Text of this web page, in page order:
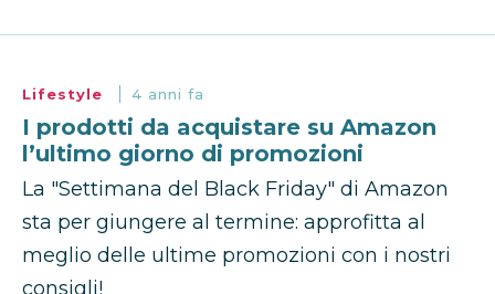
Lifestyle 4 anni fa
I prodotti da acquistare su Amazon
l’ultimo giorno di promozioni
La "Settimana del Black Friday" di Amazon
sta per giungere al termine: approfitta al
meglio delle ultime promozioni con i nostri
consigli!